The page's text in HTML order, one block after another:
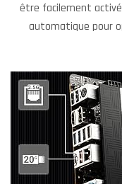
être facilement
automatique pour